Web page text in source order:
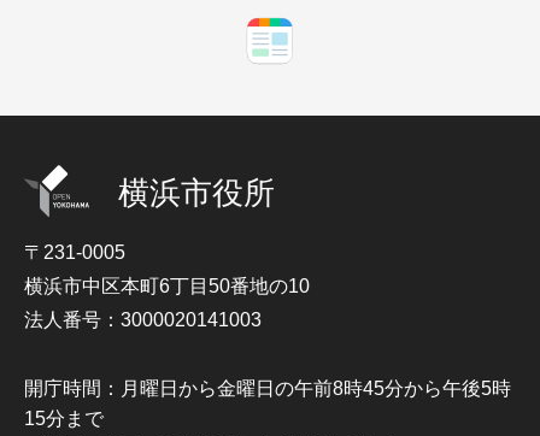
横浜市役所
〒231-0005
横浜市中区本町6丁目50番地の10
法人番号：3000020141003
開庁時間：月曜日から金曜日の午前8時45分から午後5時
15分まで